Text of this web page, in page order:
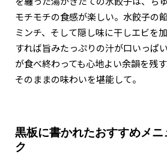
モチモチの食感が楽しい。水餃子の
ミンチ、そして隠し味に干しエビを
すれば旨みたっぷりの汁が口いっぱ
が食べ終わっても心地よい余韻を残
そのままの味わいを堪能して。
黒板に書かれたおすすめメニ
ク